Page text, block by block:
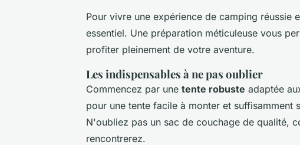
Pour vivre une expérience de camping réussie
essentiel. Une préparation méticuleuse vous
profiter pleinement de votre aventure.
Les indispensables à ne pas oublier
Commencez par une tente robuste adaptée
pour une tente facile à monter et suffisamment
N'oubliez pas un sac de couchage de qualité,
rencontrerez.